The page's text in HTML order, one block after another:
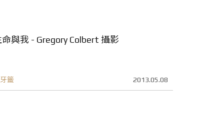
與我 - Gregory Colbert 攝影
籤 2013.05.08